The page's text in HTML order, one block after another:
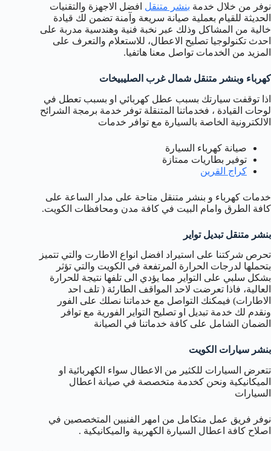
نوفر من خلال خدمة بنشر متنقل افضل الاجهزة والتقنيات
الحديثة للقيام بعملية صيانة سريعة وآمنة تضمن لك قيادة
خالية من المشاكل وذلك عبر نخبة فنية وهندسية مدربة على
احدث تكنولوجيا تصليح الاعطال، للاستعلام والتعرف على
المزيد من الخدمات تواصل معنا هاتفيا.
كهرباء وبنشر متنقل شمال غرب الصليبيخات
اذا توقفت سيارتك بسبب عطل كهربائي او بسبب تعطل في
لوحات القيادة ، فخدماتنا المتنقلة توفر خدمة برمجة الشرائح
الالكترونية الخاصة بالسيارة مع توافر خدمات
صيانة كهرباء السيارة
توفير بطاريات ممتازة
كراج القرين
خدمات كهرباء و بنشر متنقل متاحة على مدار الساعة على
كافة الطرق وامام البيت في كافة مدن ومحافظات الكويت.
بنشر متنقل تبديل تواير
تحرص شركتنا على استيراد افضل انواع الاطارت والتي تتميز
بتحملها لدرجات الحرارة المرتفعة في الكويت والتي تؤثر
بشكل سلبي على التواير مما يؤدي الى تلفها نتيجة للحرارة
العالية، فاذا تعرضت لاحد المواقف الطارئة ( تلف احد
الاطارات) فيمكنك التواصل مع خدماتنا نصلك على الفور
ونقدم لك خدمة تبديل او تصليح التواير الفورية مع توافر
الضمان الشامل على كافة خدماتنا في الصيانة
بنشر سيارات الكويت
تتعرض السيارات للكثير من الاعطال سواء الكهربائية او
الميكانيكية ونحن كخدمة متخصصة في صيانة اعطال
السيارات
نوفر فريق عمل متكامل من امهر الفنيين المتخصصين في
اصلاح كافة اعطال السيارة الكهربية والميكانيكية .